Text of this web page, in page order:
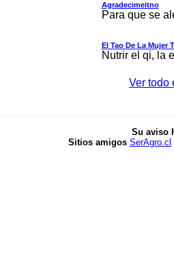
Agradecimeitno
Para que se
El Tao De La Mujer
Nutrir el qi, la
Ver todo
Su aviso
Sitios amigos SerAgro.cl